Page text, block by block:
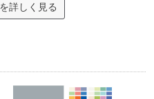
詳しく見る